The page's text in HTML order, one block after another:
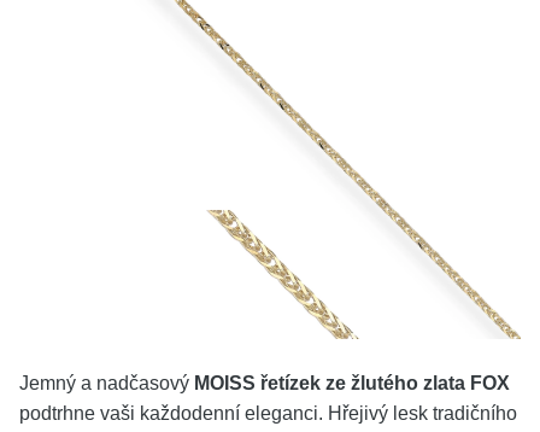
Slovensko
Jemný a nadčasový MOISS řetízek ze žlutého zlata FOX
podtrhne vaši každodenní eleganci. Hřejivý lesk tradičního